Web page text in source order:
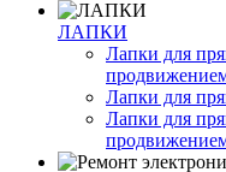
ЛАПКИ
Лапки для
Лапки для
Лапки для